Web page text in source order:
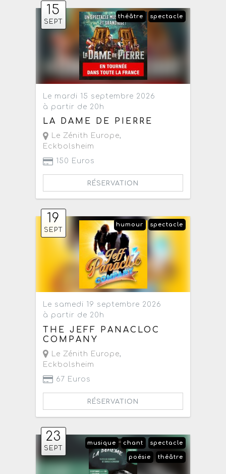
15
SEPT
spectacle
théâtre
Le mardi 15 septembre 2026
à partir de 20h
LA DAME DE PIERRE
Le Zénith Europe,
Eckbolsheim
150 Euros
RÉSERVATION
19
SEPT
spectacle
humour
Le samedi 19 septembre 2026
à partir de 20h
THE JEFF PANACLOC
COMPANY
Le Zénith Europe,
Eckbolsheim
67 Euros
RÉSERVATION
23
SEPT
spectacle
chant
musique
théâtre
poésie